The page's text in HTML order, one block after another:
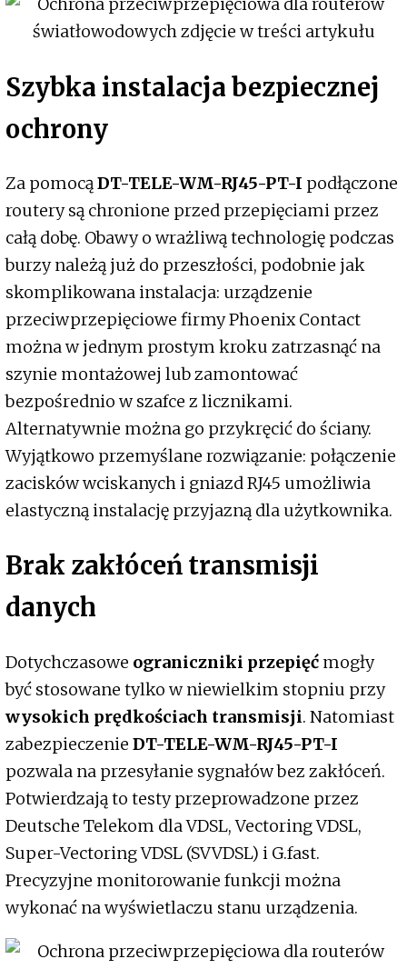
Szybka instalacja bezpiecznej
ochrony
Za pomocąDT-TELE-WM-RJ45-PT-I podłączone
routery są chronione przed przepięciami przez
całą dobę. Obawy o wrażliwą technologię podczas
burzy należą już do przeszłości, podobnie jak
skomplikowana instalacja: urządzenie
przeciwprzepięciowe firmy Phoenix Contact
można w jednym prostym kroku zatrzasnąć na
szynie montażowej lub zamontować
bezpośrednio w szafce z licznikami.
Alternatywnie można go przykręcić do ściany.
Wyjątkowo przemyślane rozwiązanie: połączenie
zacisków wciskanych i gniazd RJ45 umożliwia
elastyczną instalację przyjazną dla użytkownika.
Brak zakłóceń transmisji
danych
Dotychczasowe ograniczniki przepięć mogły
być stosowane tylko w niewielkim stopniu przy
wysokich prędkościach transmisji. Natomiast
zabezpieczenie DT-TELE-WM-RJ45-PT-I
pozwala na przesyłanie sygnałów bez zakłóceń.
Potwierdzają to testy przeprowadzone przez
Deutsche Telekom dla VDSL, Vectoring VDSL,
Super-Vectoring VDSL (SVVDSL) i G.fast.
Precyzyjne monitorowanie funkcji można
wykonać na wyświetlaczu stanu urządzenia.